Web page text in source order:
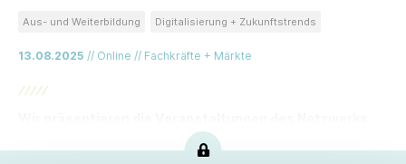
13.08.2025 // Online // Fachkräfte + Märkte
Aus- und Weiterbildung Digitalisierung + Zukunftstrends
von Mittelstand-Digital für den kommenden Monat.